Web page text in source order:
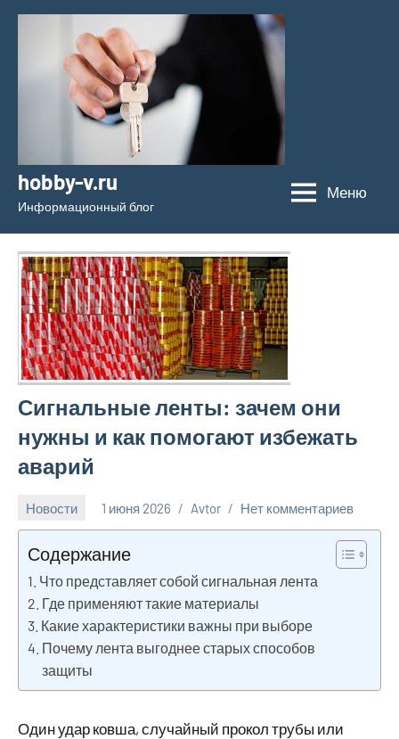
Перейти
содержимому
hobby-v.ru
Информационный блог
Меню
Сигнальные ленты: зачем они
нужны и как помогают избежать
аварий
Новости 1 июня 2026 Avtor Нет комментариев
Содержание
Что представляет собой сигнальная лента
Где применяют такие материалы
Какие характеристики важны при выборе
Почему лента выгоднее старых способов
защиты
Один удар ковша, случайный прокол трубы или